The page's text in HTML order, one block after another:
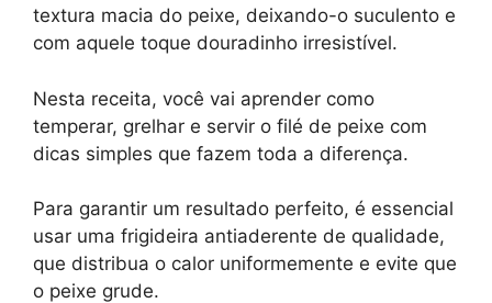
textura macia do peixe, deixando-o suculento e
com aquele toque douradinho irresistível.
Nesta receita, você vai aprender como
temperar, grelhar e servir o filé de peixe com
dicas simples que fazem toda a diferença.
Para garantir um resultado perfeito, é essencial
usar uma frigideira antiaderente de qualidade,
que distribua o calor uniformemente e evite que
o peixe grude.